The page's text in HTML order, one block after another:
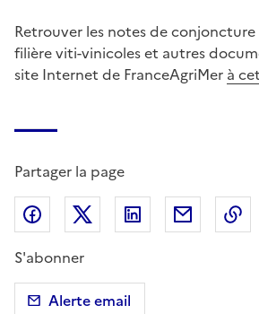
Retrouver les notes de conjoncture
filière viti-vinicoles et autres
site Internet de FranceAgriMer à
Partager la page
Partager sur Facebook
Partager sur X
Partager sur
S'abonner
Alerte email